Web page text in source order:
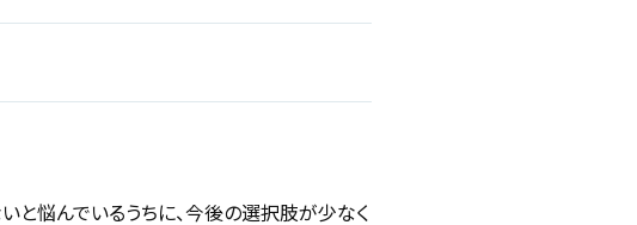
と悩んでいるうちに、今後の選択肢が少なく